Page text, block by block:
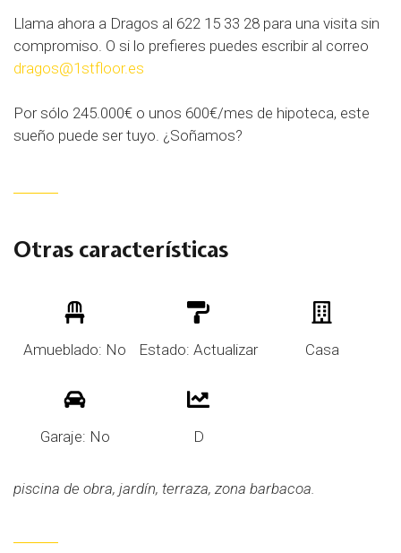
Llama ahora a Dragos al 622 15 33 28 para una visita sin
compromiso. O si lo prefieres puedes escribir al correo
dragos@1stfloor.es
Por sólo 245.000€ o unos 600€/mes de hipoteca, este
sueño puede ser tuyo. ¿Soñamos?
Otras características
Amueblado: No Estado: Actualizar Casa
Garaje: No D
piscina de obra, jardín, terraza, zona barbacoa.